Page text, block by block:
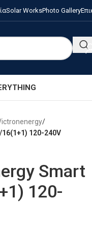
Solar WorksPhoto Gallery
/
120-240V
Smart
120-